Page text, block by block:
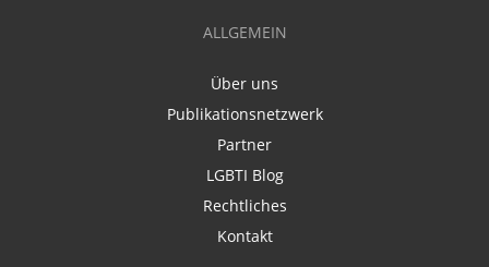
ALLGEMEIN
Über uns
Publikationsnetzwerk
Partner
LGBTI Blog
Rechtliches
Kontakt